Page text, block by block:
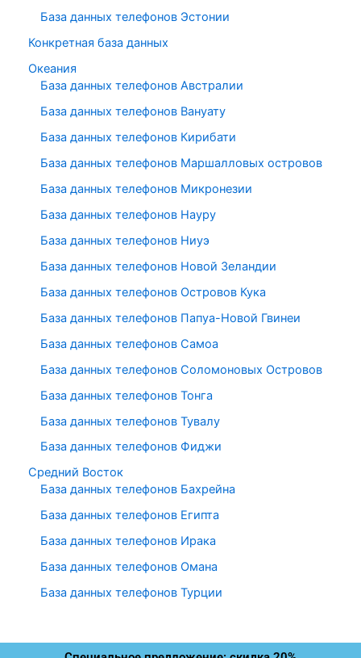
База данных телефонов Эстонии
Конкретная база данных
Океания
База данных телефонов Австралии
База данных телефонов Вануату
База данных телефонов Кирибати
База данных телефонов Маршалловых островов
База данных телефонов Микронезии
База данных телефонов Науру
База данных телефонов Ниуэ
База данных телефонов Новой Зеландии
База данных телефонов Островов Кука
База данных телефонов Папуа-Новой Гвинеи
База данных телефонов Самоа
База данных телефонов Соломоновых Островов
База данных телефонов Тонга
База данных телефонов Тувалу
База данных телефонов Фиджи
Средний Восток
База данных телефонов Бахрейна
База данных телефонов Египта
База данных телефонов Ирака
База данных телефонов Омана
База данных телефонов Турции